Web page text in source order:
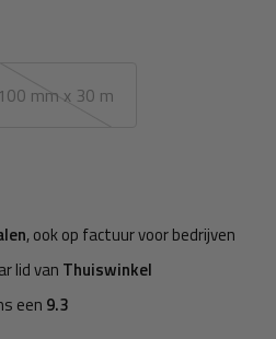
100 mm x 30 m
, ook op factuur voor bedrijven
lid van Thuiswinkel
een 9.3